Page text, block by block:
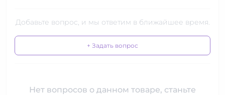
Добавьте вопрос, и мы ответим в ближайшее время.
+ Задать вопрос
Нет вопросов о данном товаре, станьте